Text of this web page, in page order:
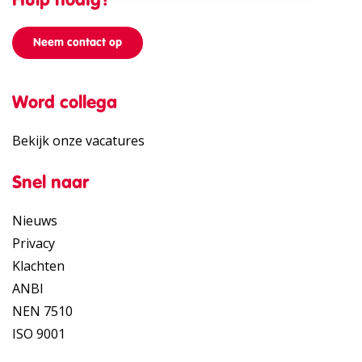
Neem contact op
Word collega
Bekijk onze vacatures
Snel naar
Nieuws
Privacy
Klachten
ANBI
NEN 7510
ISO 9001